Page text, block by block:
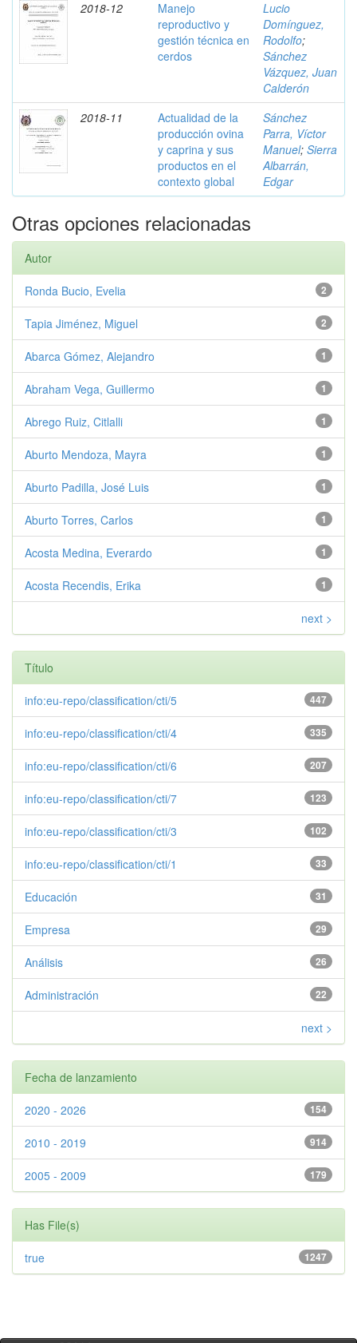
2018-12
Manejo
reproductivo y
gestión técnica en
cerdos
Lucio
Domínguez,
Rodolfo;
Sánchez
Vázquez, Juan
Calderón
2018-11
Actualidad de la
producción ovina
y caprina y sus
productos en el
contexto global
Sánchez
Parra, Víctor
Manuel; Sierra
Albarrán,
Edgar
Otras opciones relacionadas
Autor
2
Ronda Bucio, Evelia
2
Tapia Jiménez, Miguel
1
Abarca Gómez, Alejandro
1
Abraham Vega, Guillermo
1
Abrego Ruiz, Citlalli
1
Aburto Mendoza, Mayra
1
Aburto Padilla, José Luis
1
Aburto Torres, Carlos
1
Acosta Medina, Everardo
1
Acosta Recendis, Erika
next >
Título
447
info:eu-repo/classification/cti/5
335
info:eu-repo/classification/cti/4
207
info:eu-repo/classification/cti/6
123
info:eu-repo/classification/cti/7
102
info:eu-repo/classification/cti/3
33
info:eu-repo/classification/cti/1
31
Educación
29
Empresa
26
Análisis
22
Administración
next >
Fecha de lanzamiento
154
2020 - 2026
914
2010 - 2019
179
2005 - 2009
Has File(s)
1247
true